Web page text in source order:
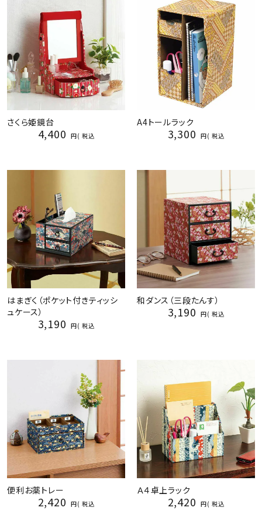
実店舗案内
デイサービス／
介護施設関係の方へ
最新のチラシはこちら
お問い合わせ
ACCOUNT MENU
ようこそ ゲスト 様
さくら姫鏡台
4,400 税込
A4トールラック
3,300 税込
はまぎく（ポケット付きティッシ
ュケース）
3,190 税込
和ダンス（三段たんす）
3,190 税込
便利お薬トレー
2,420 税込
Ａ４卓上ラック
2,420 税込